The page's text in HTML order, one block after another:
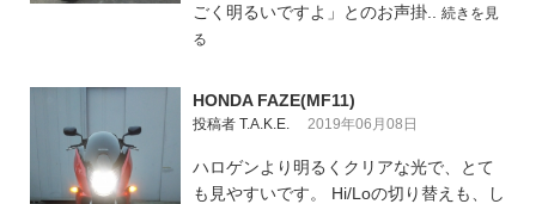
ごく明るいですよ」とのお声掛.. 続きを見
る
HONDA FAZE(MF11)
投稿者 T.A.K.E. 2019年06月08日
ハロゲンより明るくクリアな光で、とて
も見やすいです。 Hi/Loの切り替えも、し